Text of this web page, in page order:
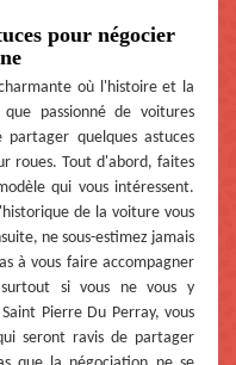
pour négocier
où l'histoire et la
passionné de voitures
quelques astuces
roues. Tout d'abord, faites
qui vous intéressent.
de la voiture vous
ne sous-estimez jamais
à vous faire accompagner
si vous ne vous y
Pierre Du Perray, vous
seront ravis de partager